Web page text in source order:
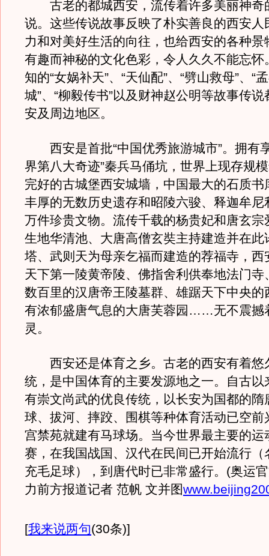
古老的都城西安，流传着许多美丽神奇
说。这些传说故事反映了朴实善良的西安人
力和对美好生活的向往，也给西安的各种景
有趣而神秘的文化色彩，令人久久不能忘怀
知的“女娲补天”、“天仙配”、“劈山救母”、“
城”、“柳毅传书”以及财神赵公明等故事传
安及周边地区。
西安是首批“中国优秀旅游城市”。拥有
界第八大奇迹”秦兵马俑坑，世界上现存规
完好的古城堡西安城墙，中国最大的石质书
丰厚的无数历史遗存和昭陵六骏、释迦牟尼
万件珍贵文物。流传千载的杨贵妃和唐玄宗
生地华清池、大唐高僧玄奘主持建造并在此
塔、武则天为母亲乞福而建造的荐福寺，西
天下第一陵黄帝陵、佛指舍利供奉地法门寺
数百里的汉唐帝王陵墓群、雄踞天下中央的
有浓郁盛唐气息的大唐芙蓉园……无不震撼
灵。
西安还是体育之乡。古老的西安有着悠
统，是中国体育的主要发源地之一。自古以
有崇文尚武的优良传统，以长安为国都的隋
球、拔河、摔跤、围棋等种体育活动已空前
宫禁苑就建有马球场。当今世界最主要的运
赛，在我国战国、汉代在民间已开始流行（
充毛足球），到唐代时已非常盛行。(奥运
力前方报道记者 范帆 文并图
[我来说两句(30条)]